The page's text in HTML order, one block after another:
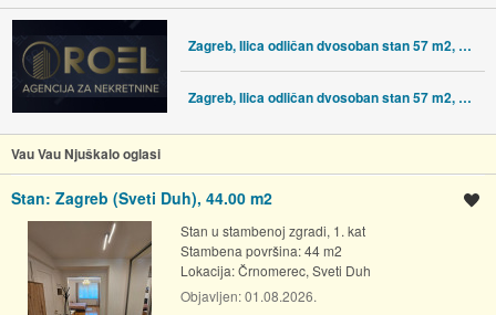
Zagreb, Ilica odličan dvosoban stan 57 m2, garaža
Zagreb, Ilica odličan dvosoban stan 57 m2, garaža
Vau Vau Njuškalo oglasi
Stan: Zagreb (Sveti Duh), 44.00 m2
Stan u stambenoj zgradi, 1. kat
Stambena površina: 44 m2
Lokacija:Črnomerec, Sveti Duh
Objavljen:01.08.2026.